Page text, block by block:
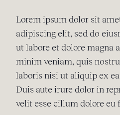
Lorem ipsum dolor sit
adipiscing elit, sed do
ut labore et dolore magna
minim veniam, quis
laboris nisi ut aliquip ex
Duis aute irure dolor in
velit esse cillum dolore eu